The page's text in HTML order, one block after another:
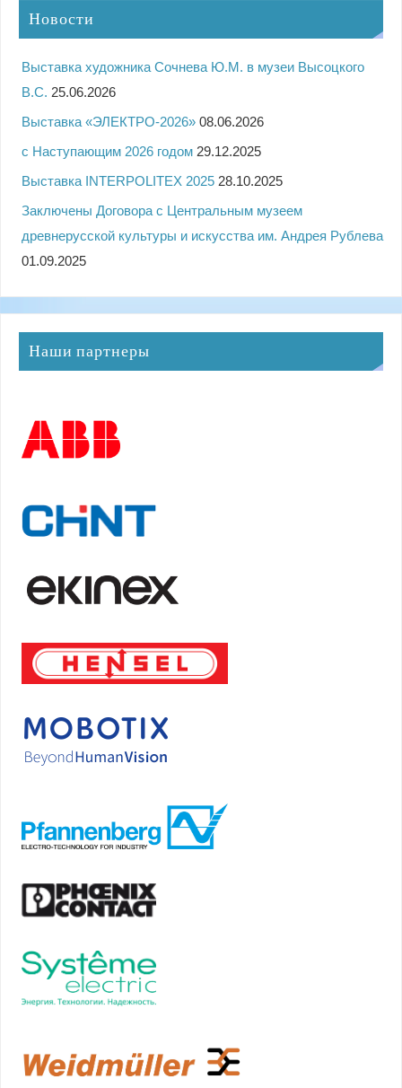
Новости
Выставка художника Сочнева Ю.М. в музеи Высоцкого
В.С. 25.06.2026
Выставка «ЭЛЕКТРО-2026» 08.06.2026
с Наступающим 2026 годом 29.12.2025
Выставка INTERPOLITEX 2025 28.10.2025
Заключены Договора с Центральным музеем
древнерусской культуры и искусства им. Андрея Рублева
01.09.2025
Наши партнеры